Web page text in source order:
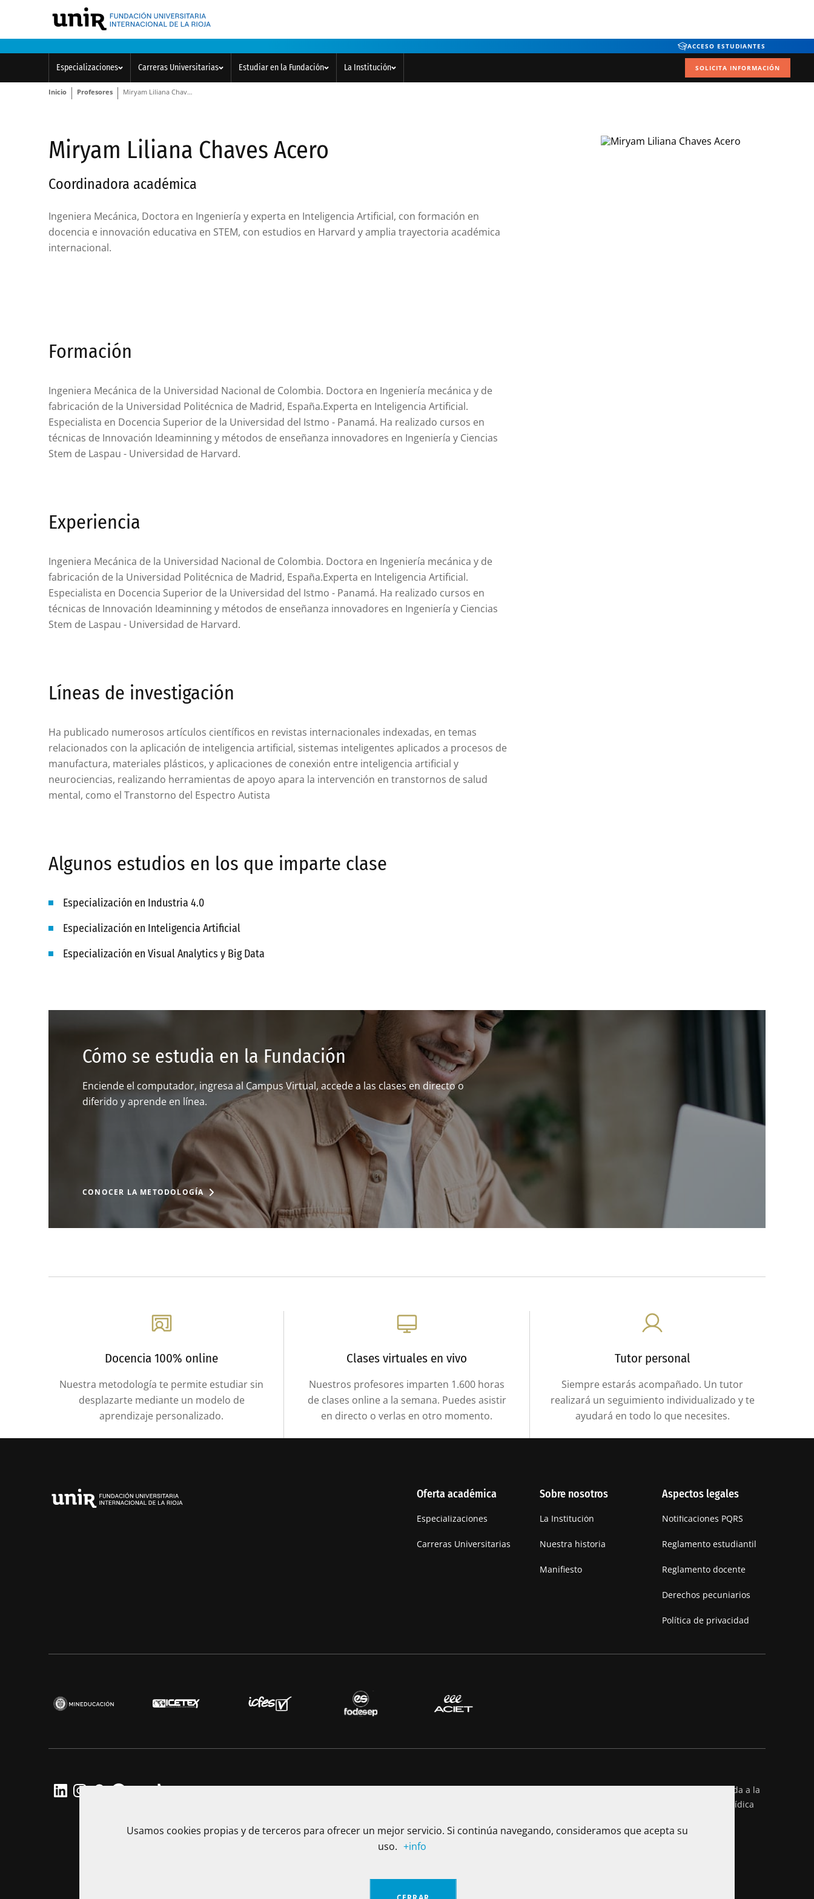
ACCESO ESTUDIANTES
SOLICITA INFORMACIÓN
Especializaciones Carreras Universitarias Estudiar en la Fundación La Institución
Inicio Profesores Miryam Liliana Chaves Acero
Miryam Liliana Chaves Acero
Coordinadora académica
Ingeniera Mecánica, Doctora en Ingeniería y experta en Inteligencia Artificial, con formación en
docencia e innovación educativa en STEM, con estudios en Harvard y amplia trayectoria académica
internacional.
Formación
Ingeniera Mecánica de la Universidad Nacional de Colombia. Doctora en Ingeniería mecánica y de
fabricación de la Universidad Politécnica de Madrid, España.Experta en Inteligencia Artificial.
Especialista en Docencia Superior de la Universidad del Istmo - Panamá. Ha realizado cursos en
técnicas de Innovación Ideaminning y métodos de enseñanza innovadores en Ingeniería y Ciencias
Stem de Laspau - Universidad de Harvard.
Experiencia
Ingeniera Mecánica de la Universidad Nacional de Colombia. Doctora en Ingeniería mecánica y de
fabricación de la Universidad Politécnica de Madrid, España.Experta en Inteligencia Artificial.
Especialista en Docencia Superior de la Universidad del Istmo - Panamá. Ha realizado cursos en
técnicas de Innovación Ideaminning y métodos de enseñanza innovadores en Ingeniería y Ciencias
Stem de Laspau - Universidad de Harvard.
Líneas de investigación
Ha publicado numerosos artículos científicos en revistas internacionales indexadas, en temas
relacionados con la aplicación de inteligencia artificial, sistemas inteligentes aplicados a procesos de
manufactura, materiales plásticos, y aplicaciones de conexión entre inteligencia artificial y
neurociencias, realizando herramientas de apoyo apara la intervención en transtornos de salud
mental, como el Transtorno del Espectro Autista
Algunos estudios en los que imparte clase
Especialización en Industria 4.0
Especialización en Inteligencia Artificial
Especialización en Visual Analytics y Big Data
Cómo se estudia en la Fundación
Enciende el computador, ingresa al Campus Virtual, accede a las clases en directo o
diferido y aprende en línea.
CONOCER LA METODOLOGÍA
Docencia 100% online
Nuestra metodología te permite estudiar sin
desplazarte mediante un modelo de
aprendizaje personalizado.
Clases virtuales en vivo
Nuestros profesores imparten 1.600 horas
de clases online a la semana. Puedes asistir
en directo o verlas en otro momento.
Tutor personal
Siempre estarás acompañado. Un tutor
realizará un seguimiento individualizado y te
ayudará en todo lo que necesites.
Oferta académica
Especializaciones
Carreras Universitarias
Sobre nosotros
La Institución
Nuestra historia
Manifiesto
Aspectos legales
Notificaciones PQRS
Reglamento estudiantil
Reglamento docente
Derechos pecuniarios
Política de privacidad
La Fundación Universitaria Internacional de La Rioja - UNIR es una Institución de Educación Superior sometida a la
inspección y vigilancia del Ministerio de Educación Nacional de Colombia. Reconocimiento de personería jurídica
Calle 100 No. 19-61 piso 8º, Bogotá – Colombia Teléfono: (+57) 601 705 6500
Notificaciones Judiciales: secretariageneral@unir.edu.co
Usamos cookies propias y de terceros para ofrecer un mejor servicio. Si continúa navegando, consideramos que acepta su
uso. +info